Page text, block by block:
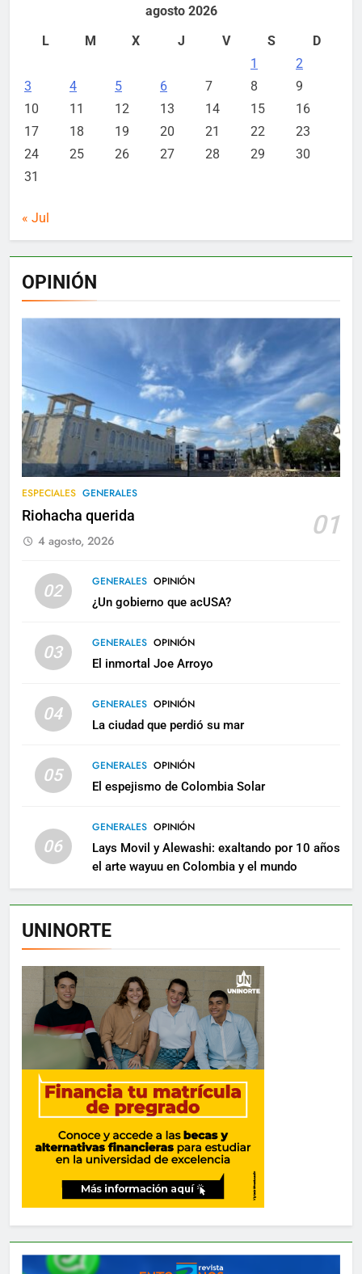
agosto 2026
L
M X J V S
D
1
2
3
4 5 6 7 8
9
10
11 12 13 14 15
16
17
18 19 20 21 22
23
24
25 26 27 28 29
30
31
« Jul
OPINIÓN
ESPECIALES GENERALES
Riohacha querida 01
4 agosto, 2026
02 GENERALES OPINIÓN
¿Un gobierno que acUSA?
03 GENERALES OPINIÓN
El inmortal Joe Arroyo
04 GENERALES OPINIÓN
La ciudad que perdió su mar
05 GENERALES OPINIÓN
El espejismo de Colombia Solar
06
GENERALES OPINIÓN
Lays Movil y Alewashi: exaltando por 10 años
el arte wayuu en Colombia y el mundo
UNINORTE